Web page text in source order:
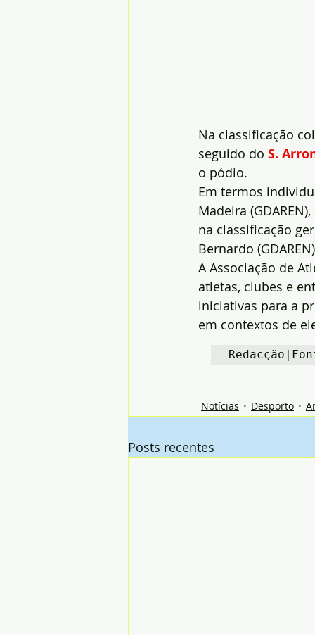
Na classificação
seguido do S.
o pódio.
Em termos
Madeira
na classificação
Bernardo
A Associação de
atletas, clubes e
iniciativas para a
em contextos de
Notícias Desporto
Posts recentes